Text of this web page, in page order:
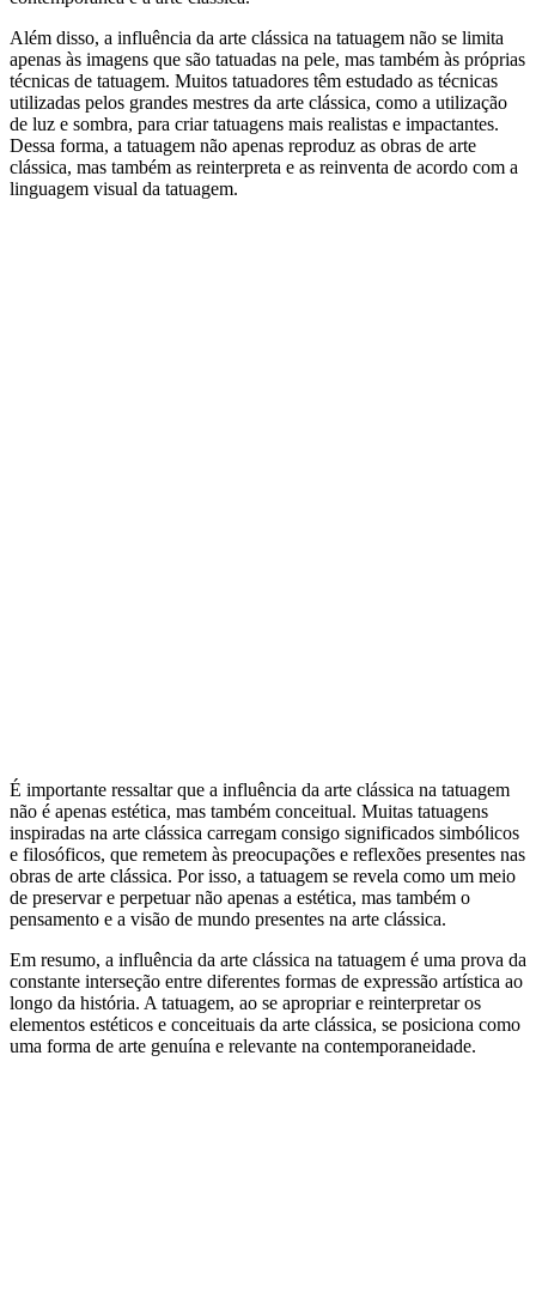
Além disso, a influência da arte clássica na tatuagem não se limita
apenas às imagens que são tatuadas na pele, mas também às próprias
técnicas de tatuagem. Muitos tatuadores têm estudado as técnicas
utilizadas pelos grandes mestres da arte clássica, como a utilização
de luz e sombra, para criar tatuagens mais realistas e impactantes.
Dessa forma, a tatuagem não apenas reproduz as obras de arte
clássica, mas também as reinterpreta e as reinventa de acordo com a
linguagem visual da tatuagem.
É importante ressaltar que a influência da arte clássica na tatuagem
não é apenas estética, mas também conceitual. Muitas tatuagens
inspiradas na arte clássica carregam consigo significados simbólicos
e filosóficos, que remetem às preocupações e reflexões presentes nas
obras de arte clássica. Por isso, a tatuagem se revela como um meio
de preservar e perpetuar não apenas a estética, mas também o
pensamento e a visão de mundo presentes na arte clássica.
Em resumo, a influência da arte clássica na tatuagem é uma prova da
constante interseção entre diferentes formas de expressão artística ao
longo da história. A tatuagem, ao se apropriar e reinterpretar os
elementos estéticos e conceituais da arte clássica, se posiciona como
uma forma de arte genuína e relevante na contemporaneidade.